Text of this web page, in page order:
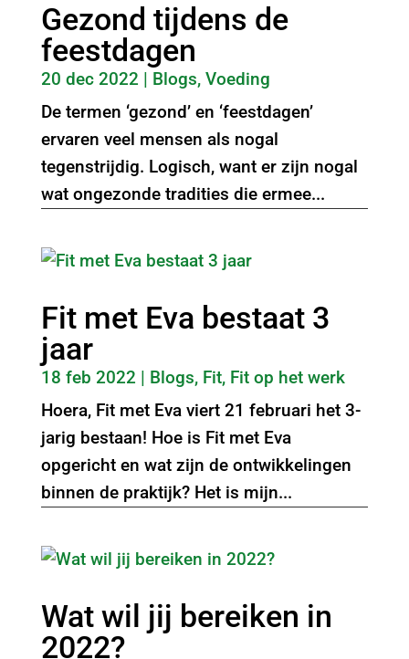
Gezond tijdens de
feestdagen
20 dec 2022 | Blogs, Voeding
De termen ‘gezond’ en ‘feestdagen’
ervaren veel mensen als nogal
tegenstrijdig. Logisch, want er zijn nogal
wat ongezonde tradities die ermee...
Fit met Eva bestaat 3
jaar
18 feb 2022 | Blogs, Fit, Fit op het werk
Hoera, Fit met Eva viert 21 februari het 3-
jarig bestaan! Hoe is Fit met Eva
opgericht en wat zijn de ontwikkelingen
binnen de praktijk? Het is mijn...
Wat wil jij bereiken in
2022?